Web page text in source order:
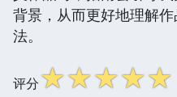
背景，从而更好地理解
法。
评分☆☆☆☆☆